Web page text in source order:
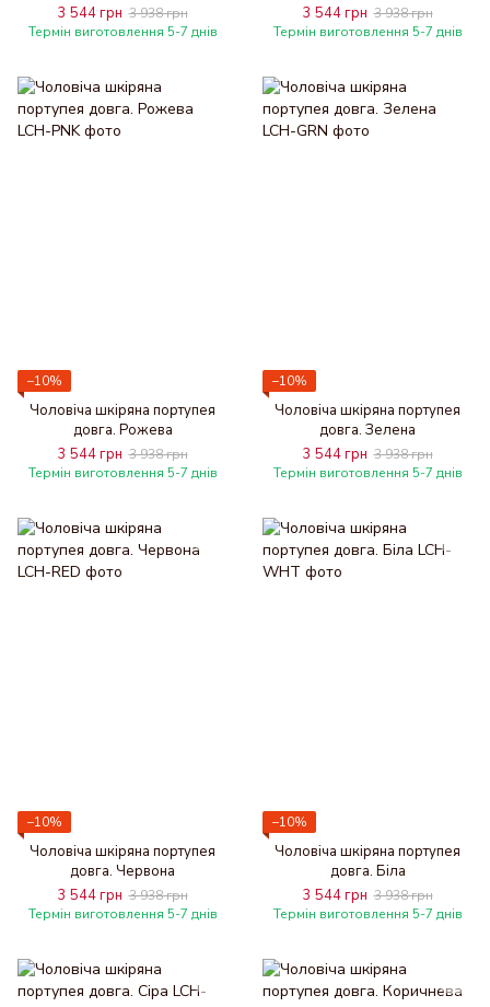
3 544 грн 3 938 грн
Термін виготовлення 5-7 днів
3 544 грн 3 938 грн
Термін виготовлення 5-7 днів
−10%
Чоловіча шкіряна портупея
довга. Рожева
3 544 грн 3 938 грн
Термін виготовлення 5-7 днів
−10%
Чоловіча шкіряна портупея
довга. Зелена
3 544 грн 3 938 грн
Термін виготовлення 5-7 днів
−10%
Чоловіча шкіряна портупея
довга. Червона
3 544 грн 3 938 грн
Термін виготовлення 5-7 днів
−10%
Чоловіча шкіряна портупея
довга. Біла
3 544 грн 3 938 грн
Термін виготовлення 5-7 днів